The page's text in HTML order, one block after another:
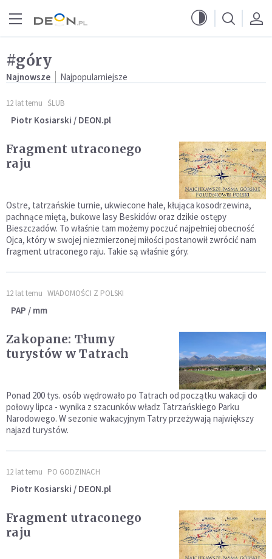
#góry
Najnowsze Najpopularniejsze
12 lat temu ŚLUB
Piotr Kosiarski / DEON.pl
Fragment utraconego
raju
Ostre, tatrzańskie turnie, ukwiecone hale, kłująca kosodrzewina,
pachnące miętą, bukowe lasy Beskidów oraz dzikie ostępy
Bieszczadów. To właśnie tam możemy poczuć najpełniej obecność
Ojca, który w swojej niezmierzonej miłości postanowił zwrócić nam
fragment utraconego raju. Takie są właśnie góry.
12 lat temu WIADOMOŚCI Z POLSKI
PAP / mm
Zakopane: Tłumy
turystów w Tatrach
Ponad 200 tys. osób wędrowało po Tatrach od początku wakacji do
połowy lipca - wynika z szacunków władz Tatrzańskiego Parku
Narodowego. W sezonie wakacyjnym Tatry przeżywają największy
najazd turystów.
12 lat temu PO GODZINACH
Piotr Kosiarski / DEON.pl
Fragment utraconego
raju